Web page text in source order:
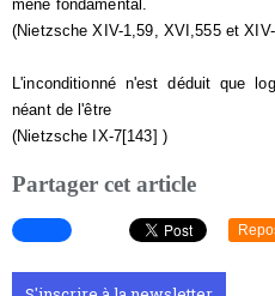
mène fondamental.
(Nietzsche XIV-1,59, XVI,555 et
L'inconditionné n'est déduit que
néant de l'être
(Nietzsche IX-7[143] )
Partager cet article